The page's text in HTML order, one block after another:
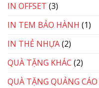
IN OFFSET (3)
IN TEM BẢO HÀNH (1)
IN THẺ NHỰA(2)
QUÀ TẶNG KHÁC (2)
QUÀ TẶNG QUẢNG CÁO